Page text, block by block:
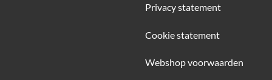
Privacy statement
Cookie statement
Webshop voorwaarden